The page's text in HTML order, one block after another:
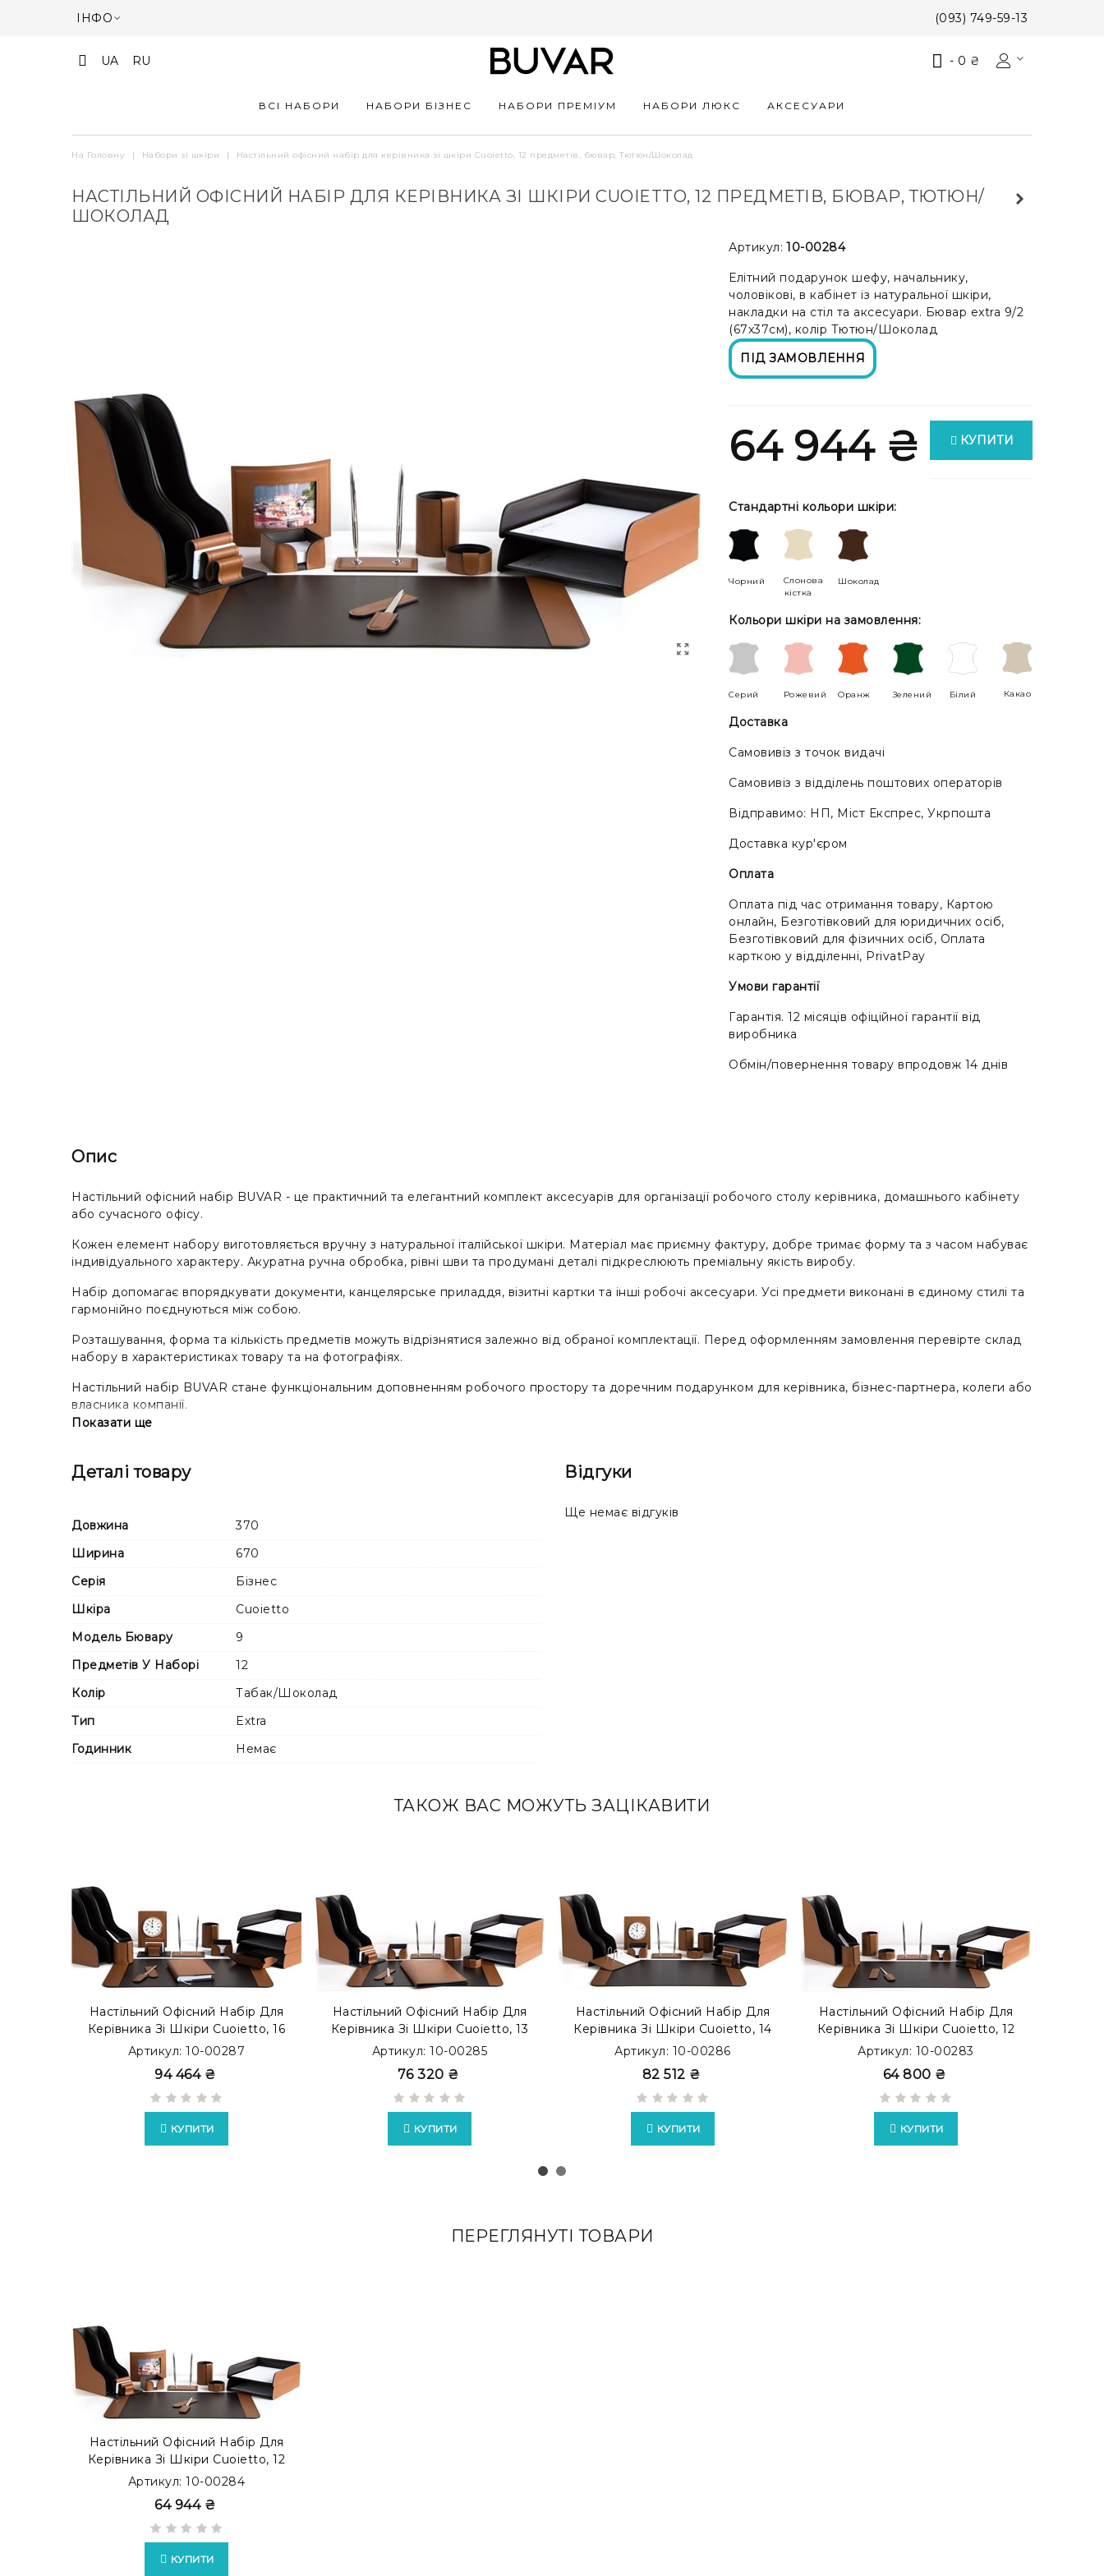
ІНФО (093) 749-59-13
UA RU - 0 ₴
ВСІ НАБОРИ НАБОРИ БІЗНЕС НАБОРИ ПРЕМІУМ НАБОРИ ЛЮКС АКСЕСУАРИ
На Головну | Набори зі шкіри | Настільний офісний набір для керівника зі шкіри Cuoietto, 12 предметів, бювар, Тютюн/Шоколад
НАСТІЛЬНИЙ ОФІСНИЙ НАБІР ДЛЯ КЕРІВНИКА ЗІ ШКІРИ CUOIETTO, 12 ПРЕДМЕТІВ, БЮВАР, ТЮТЮН/
ШОКОЛАД
Артикул: 10-00284
Елітний подарунок шефу, начальнику,
чоловікові, в кабінет із натуральної шкіри,
накладки на стіл та аксесуари. Бювар extra 9/2
(67x37см), колір Тютюн/Шоколад
ПІД ЗАМОВЛЕННЯ
64 944 ₴ КУПИТИ
Стандартні кольори шкіри:
Чорний
Слонова
кістка
Шоколад
Кольори шкіри на замовлення:
Серий Рожевий Оранж Зелений Білий Какао
Доставка
Самовивіз з точок видачі
Самовивіз з відділень поштових операторів
Відправимо: НП, Міст Експрес, Укрпошта
Доставка кур'єром
Оплата
Оплата під час отримання товару, Картою
онлайн, Безготівковий для юридичних осіб,
Безготівковий для фізичних осіб, Оплата
карткою у відділенні, PrivatPay
Умови гарантії
Гарантія. 12 місяців офіційної гарантії від
виробника
Обмін/повернення товару впродовж 14 днів
Опис
Настільний офісний набір BUVAR - це практичний та елегантний комплект аксесуарів для організації робочого столу керівника, домашнього кабінету
або сучасного офісу.
Кожен елемент набору виготовляється вручну з натуральної італійської шкіри. Матеріал має приємну фактуру, добре тримає форму та з часом набуває
індивідуального характеру. Акуратна ручна обробка, рівні шви та продумані деталі підкреслюють преміальну якість виробу.
Набір допомагає впорядкувати документи, канцелярське приладдя, візитні картки та інші робочі аксесуари. Усі предмети виконані в єдиному стилі та
гармонійно поєднуються між собою.
Розташування, форма та кількість предметів можуть відрізнятися залежно від обраної комплектації. Перед оформленням замовлення перевірте склад
набору в характеристиках товару та на фотографіях.
Настільний набір BUVAR стане функціональним доповненням робочого простору та доречним подарунком для керівника, бізнес-партнера, колеги або
власника компанії.
Показати ще
Деталі товару
Довжина
370
Ширина
670
Серія
Бізнес
Шкіра
Cuoietto
Модель Бювару
9
Предметів У Наборі
12
Колір
Табак/Шоколад
Тип
Extra
Годинник
Немає
Відгуки
Ще немає відгуків
ТАКОЖ ВАС МОЖУТЬ ЗАЦІКАВИТИ
Настільний Офісний Набір Для
Керівника Зі Шкіри Cuoietto, 16
Предметів, Бювар, Тютюн/
Артикул: 10-00287
94 464 ₴
КУПИТИ
Настільний Офісний Набір Для
Керівника Зі Шкіри Cuoietto, 13
Предметів, Бювар, Тютюн/
Артикул: 10-00285
76 320 ₴
КУПИТИ
Настільний Офісний Набір Для
Керівника Зі Шкіри Cuoietto, 14
Предметів, Бювар, Тютюн/
Артикул: 10-00286
82 512 ₴
КУПИТИ
Настільний Офісний Набір Для
Керівника Зі Шкіри Cuoietto, 12
Предметів, Бювар, Тютюн/
Артикул: 10-00283
64 800 ₴
КУПИТИ
ПЕРЕГЛЯНУТІ ТОВАРИ
Настільний Офісний Набір Для
Керівника Зі Шкіри Cuoietto, 12
Предметів, Бювар, Тютюн/
Артикул: 10-00284
64 944 ₴
КУПИТИ